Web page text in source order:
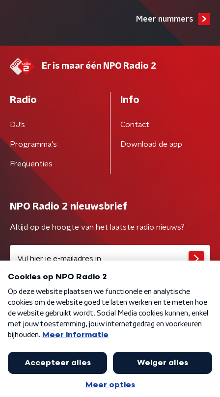
Meer nummers
Er is maar één NPO Radio 2
Radio
DJ’s
Programma's
Frequenties
Info
Contact
Download de app
NPO Radio 2 nieuwsbrief
Altijd op de hoogte van het laatste radio nieuws?
Algemene voorwaarden